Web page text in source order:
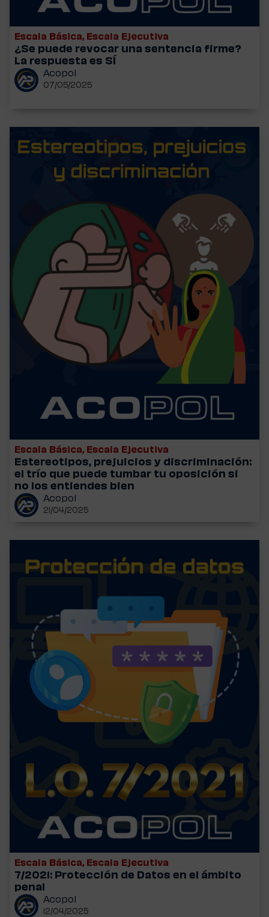
Escala Básica, Escala Ejecutiva
¿Se puede revocar una sentencia firme?
La respuesta es SÍ
Acopol
07/05/2025
Escala Básica, Escala Ejecutiva
Estereotipos, prejuicios y discriminación:
el trío que puede tumbar tu oposición si
no los entiendes bien
Acopol
21/04/2025
Escala Básica, Escala Ejecutiva
7/2021: Protección de Datos en el ámbito
penal
Acopol
12/04/2025